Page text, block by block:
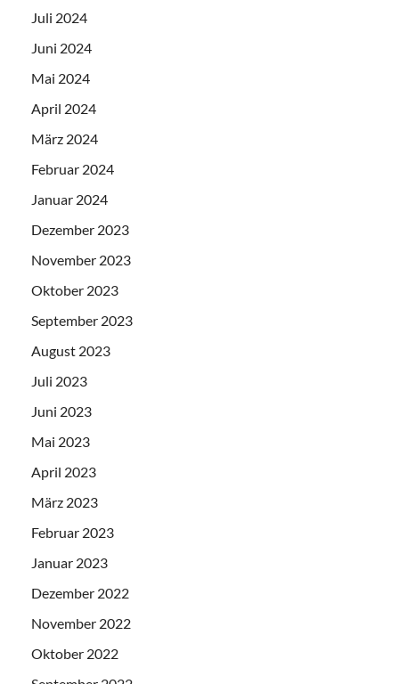
Juli 2024
Juni 2024
Mai 2024
April 2024
März 2024
Februar 2024
Januar 2024
Dezember 2023
November 2023
Oktober 2023
September 2023
August 2023
Juli 2023
Juni 2023
Mai 2023
April 2023
März 2023
Februar 2023
Januar 2023
Dezember 2022
November 2022
Oktober 2022